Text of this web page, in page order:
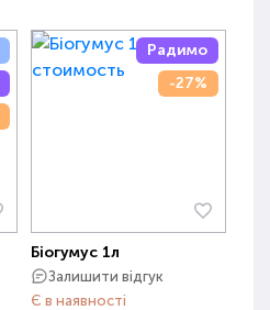
Радимо
-27%
Біогумус 1л
Залишити відгук
Є в наявності